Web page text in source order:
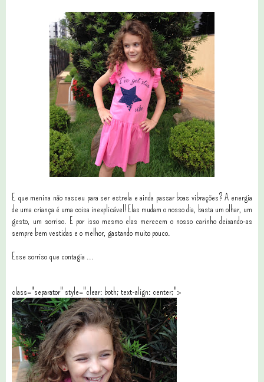
E que menina não nasceu para ser estrela e ainda passar boas vibrações? A energia
de uma criança é uma coisa inexplicável! Elas mudam o nosso dia, basta um olhar, um
gesto, um sorriso. E por isso mesmo elas merecem o nosso carinho deixando-as
sempre bem vestidas e o melhor, gastando muito pouco.
Esse sorriso que contagia ...
class="separator" style="clear: both; text-align: center;">